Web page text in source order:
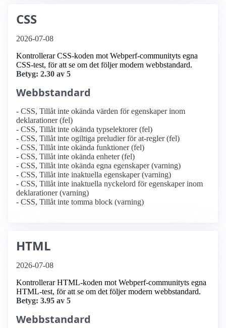
CSS
2026-07-08
Kontrollerar CSS-koden mot Webperf-communityts egna
CSS-test, för att se om det följer modern webbstandard.
Betyg: 2.30 av 5
Webbstandard
- CSS, Tillåt inte okända värden för egenskaper inom
deklarationer (fel)
- CSS, Tillåt inte okända typselektorer (fel)
- CSS, Tillåt inte ogiltiga preludier för at-regler (fel)
- CSS, Tillåt inte okända funktioner (fel)
- CSS, Tillåt inte okända enheter (fel)
- CSS, Tillåt inte okända egna egenskaper (varning)
- CSS, Tillåt inte inaktuella egenskaper (varning)
- CSS, Tillåt inte inaktuella nyckelord för egenskaper inom
deklarationer (varning)
- CSS, Tillåt inte tomma block (varning)
HTML
2026-07-08
Kontrollerar HTML-koden mot Webperf-communityts egna
HTML-test, för att se om det följer modern webbstandard.
Betyg: 3.95 av 5
Webbstandard